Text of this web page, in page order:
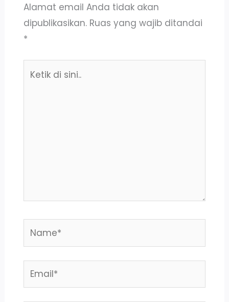
Alamat email Anda tidak akan
dipublikasikan. Ruas yang wajib ditandai
*
Name*
Email*